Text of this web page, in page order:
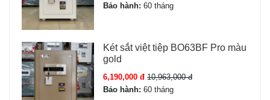
Ưu điểm vượt trội của BS-45BS3 khi mua tại TPHCM:
Két thông minh thế hệ mới của Bofa với 6 phương thức
mở khóa hàng đầu.
Phù hợp khí hậu nóng ẩm miền Nam nhờ sơn tĩnh điện
3 lớp chống ẩm.
Thiết kế màu kem sang trọng, hợp nội thất hiện đại
Bảo hành: 60 tháng
Két sắt việt tiệp BO63BF Pro màu
gold
6,190,000 đ 10,963,000 đ
Bảo hành: 60 tháng